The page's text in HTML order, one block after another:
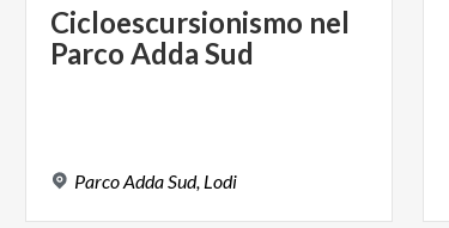
Cicloescursionismo nel
Parco Adda Sud
ParcoAdda Sud, Lodi